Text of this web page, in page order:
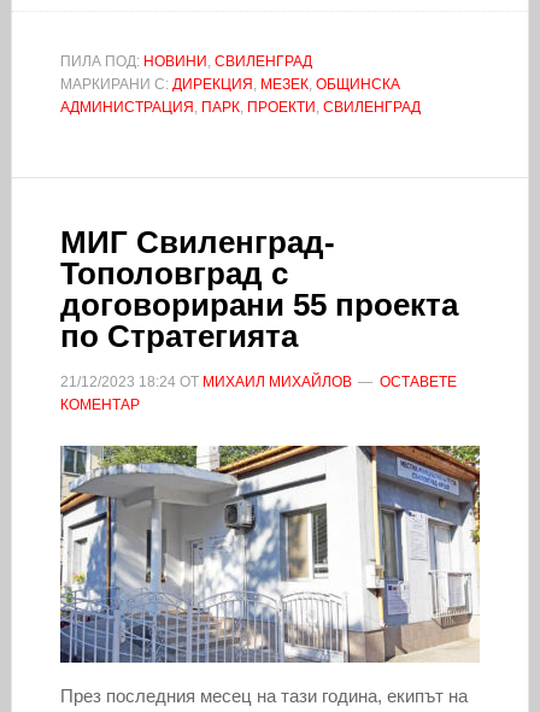
ПИЛА ПОД: НОВИНИ , СВИЛЕНГРАД
МАРКИРАНИ С: ДИРЕКЦИЯ , МЕЗЕК, ОБЩИНСКА
АДМИНИСТРАЦИЯ , ПАРК, ПРОЕКТИ , СВИЛЕНГРАД
МИГ Свиленград-
Тополовград с
договорирани 55 проекта
по Стратегията
21/12/2023 18:24ОТ МИХАИЛ МИХАЙЛОВ
ОСТАВЕТЕ
КОМЕНТАР
През последния месец на тази година, екипът на